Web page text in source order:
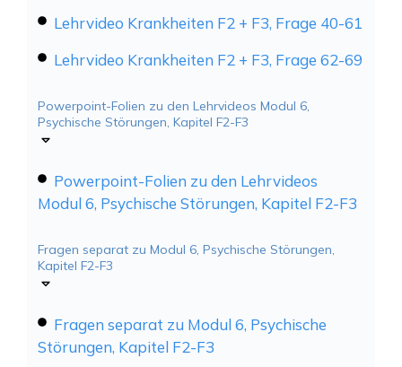
Lehrvideo Krankheiten F2 + F3, Frage 40-61
Lehrvideo Krankheiten F2 + F3, Frage 62-69
Powerpoint-Folien zu den Lehrvideos Modul 6,
Psychische Störungen, Kapitel F2-F3
Powerpoint-Folien zu den Lehrvideos
Modul 6, Psychische Störungen, Kapitel F2-F3
Fragen separat zu Modul 6, Psychische Störungen,
Kapitel F2-F3
Fragen separat zu Modul 6, Psychische
Störungen, Kapitel F2-F3